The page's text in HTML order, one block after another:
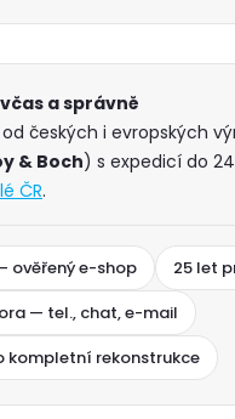
a správně
českých i evropských
& Boch) s expedicí do
ČR.
ověřený e-shop
25 let
— tel., chat, e-mail
kompletní rekonstrukce